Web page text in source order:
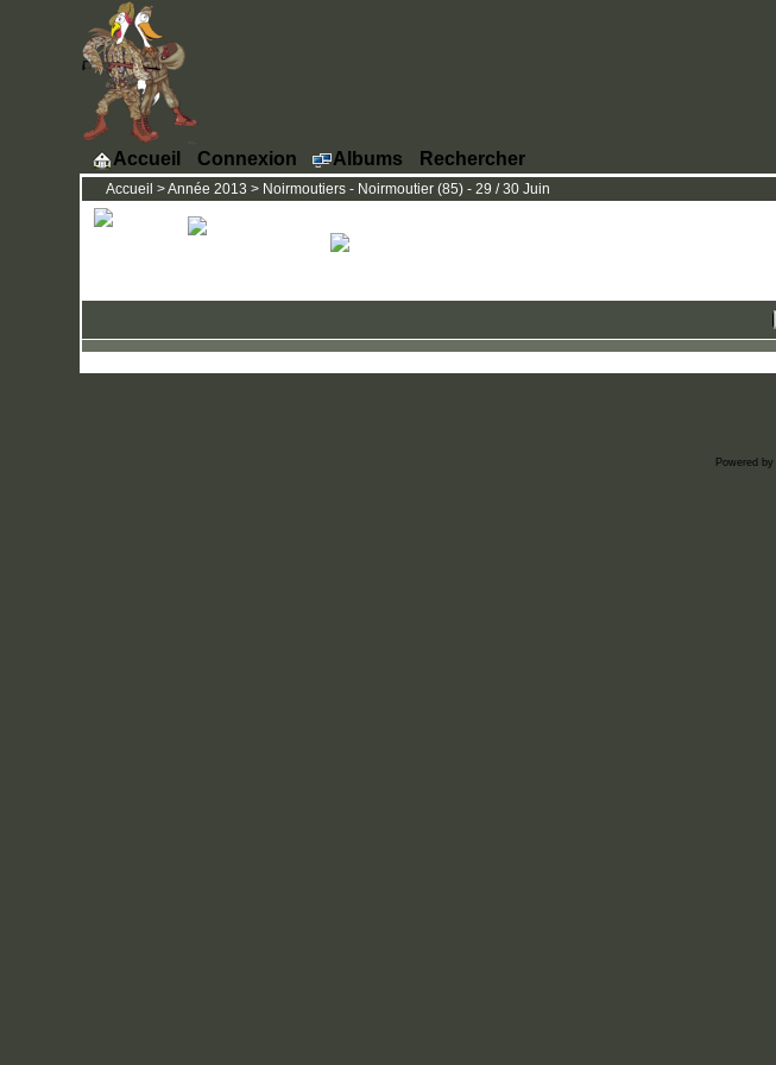
Accueil Connexion Albums Rechercher
Accueil >Année 2013 > Noirmoutiers - Noirmoutier (85) - 29 / 30 Juin
Powered by